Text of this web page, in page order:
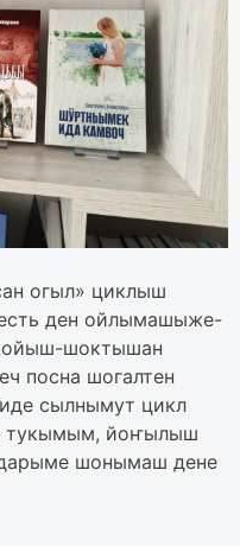
огыл» циклыш
ден ойлымашыже-
шоктышан
посна шогалтен
сылнымут цикл
тукымым, йоҥылыш
шонымаш дене